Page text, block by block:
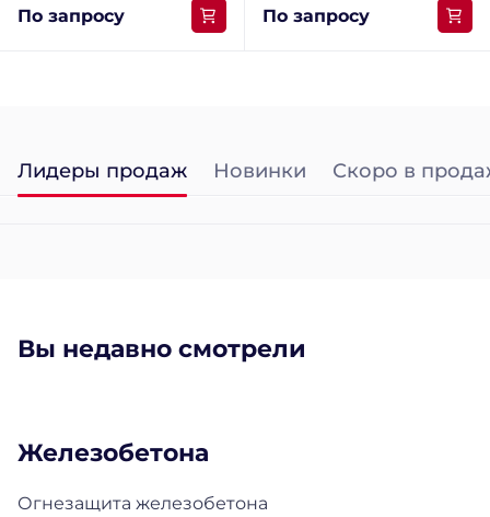
По запросу По запросу
Лидеры продаж Новинки Скоро в
Вы недавно смотрели
Железобетона
Огнезащита железобетона